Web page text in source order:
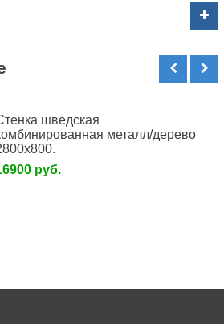
шведская
металл/дерево
руб.